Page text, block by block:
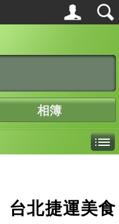
相簿
台北捷運美食